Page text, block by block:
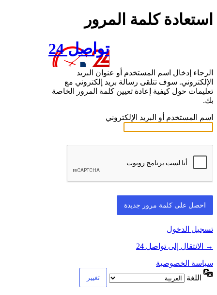
استعادة كلمة المرور
تواصل 24
الرجاء إدخال اسم المستخدم أو عنوان البريد
الإلكتروني. سوف تتلقى رسالة بريد إلكتروني مع
تعليمات حول كيفية إعادة تعيين كلمة المرور الخاصة
بك.
اسم المستخدم أو البريد الإلكتروني
تسجيل الدخول
→ الانتقال إلى تواصل 24
سياسة الخصوصية
اللغة